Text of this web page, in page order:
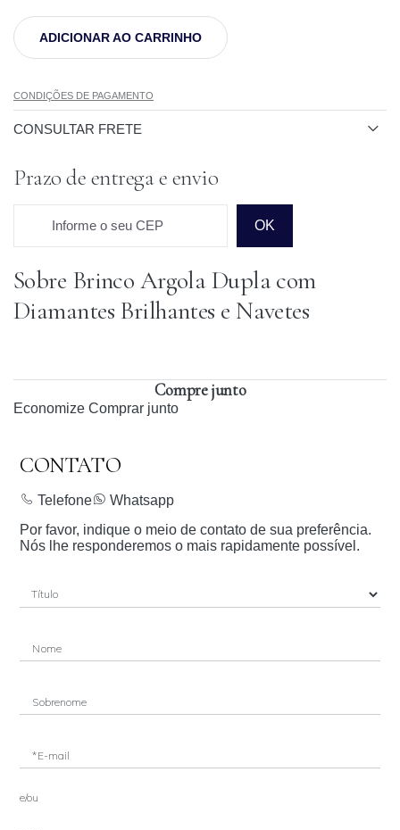
ADICIONAR AO CARRINHO
CONDIÇÕES DE PAGAMENTO
CONSULTAR FRETE
Prazo de entrega e envio
Informe o seu CEP OK
Prazo para o CEP
Sobre Brinco Argola Dupla com
Diamantes Brilhantes e Navetes
Compre junto
Economize Comprar junto
CONTATO
Telefone
Whatsapp
Por favor, indique o meio de contato de sua preferência.
Nós lhe responderemos o mais rapidamente possível.
Nome
Sobrenome
*E-mail
e/ou